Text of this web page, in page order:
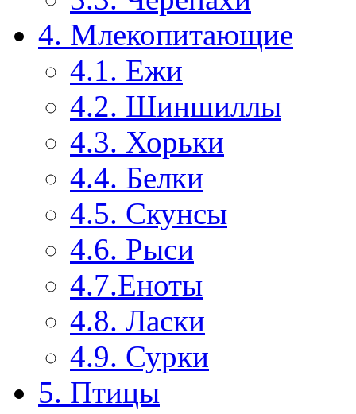
4. Млекопитающие
4.1. Ежи
4.2. Шиншиллы
4.3. Хорьки
4.4. Белки
4.5. Скунсы
4.6. Рыси
4.7.Еноты
4.8. Ласки
4.9. Сурки
5. Птицы